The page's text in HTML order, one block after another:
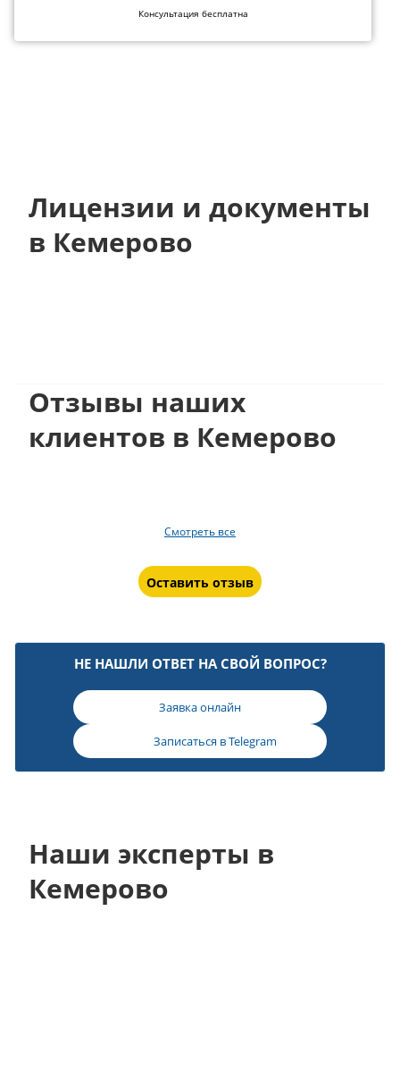
Консультация бесплатна
Лицензии и документы
в Кемерово
Отзывы наших
клиентов в Кемерово
Смотреть все
Оставить отзыв
НЕ НАШЛИ ОТВЕТ НА СВОЙ ВОПРОС?
Заявка онлайн
Записаться вTelegram
Наши эксперты в
Кемерово